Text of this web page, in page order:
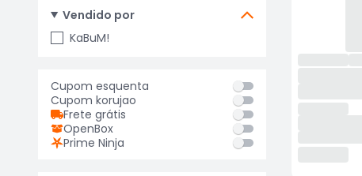
Vendido por
KaBuM!
Cupom esquenta
Cupom korujao
Frete grátis
OpenBox
Prime Ninja